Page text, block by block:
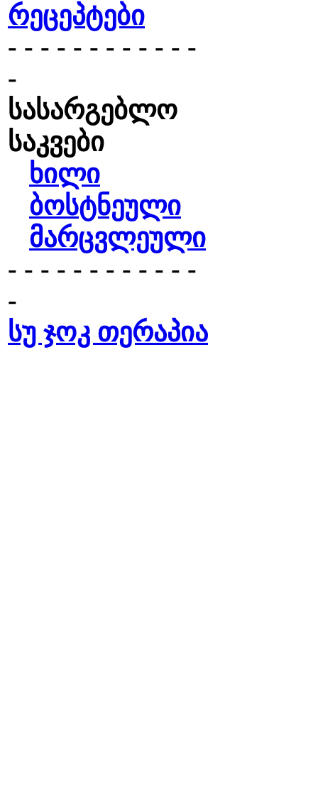
რეცეპტები
- - - - - - - - - - - -
-
სასარგებლო
საკვები
ხილი
ბოსტნეული
მარცვლეული
- - - - - - - - - - - -
-
სუ ჯოკ თერაპია